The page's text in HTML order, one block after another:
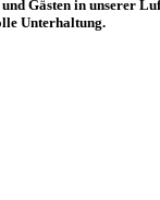
Gästen in unserer
Unterhaltung.